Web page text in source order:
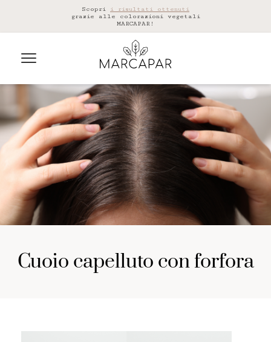
Scopri i risultati ottenuti
grazie alle colorazioni vegetali
MARCAPAR!
cuoio capelluto con forfora